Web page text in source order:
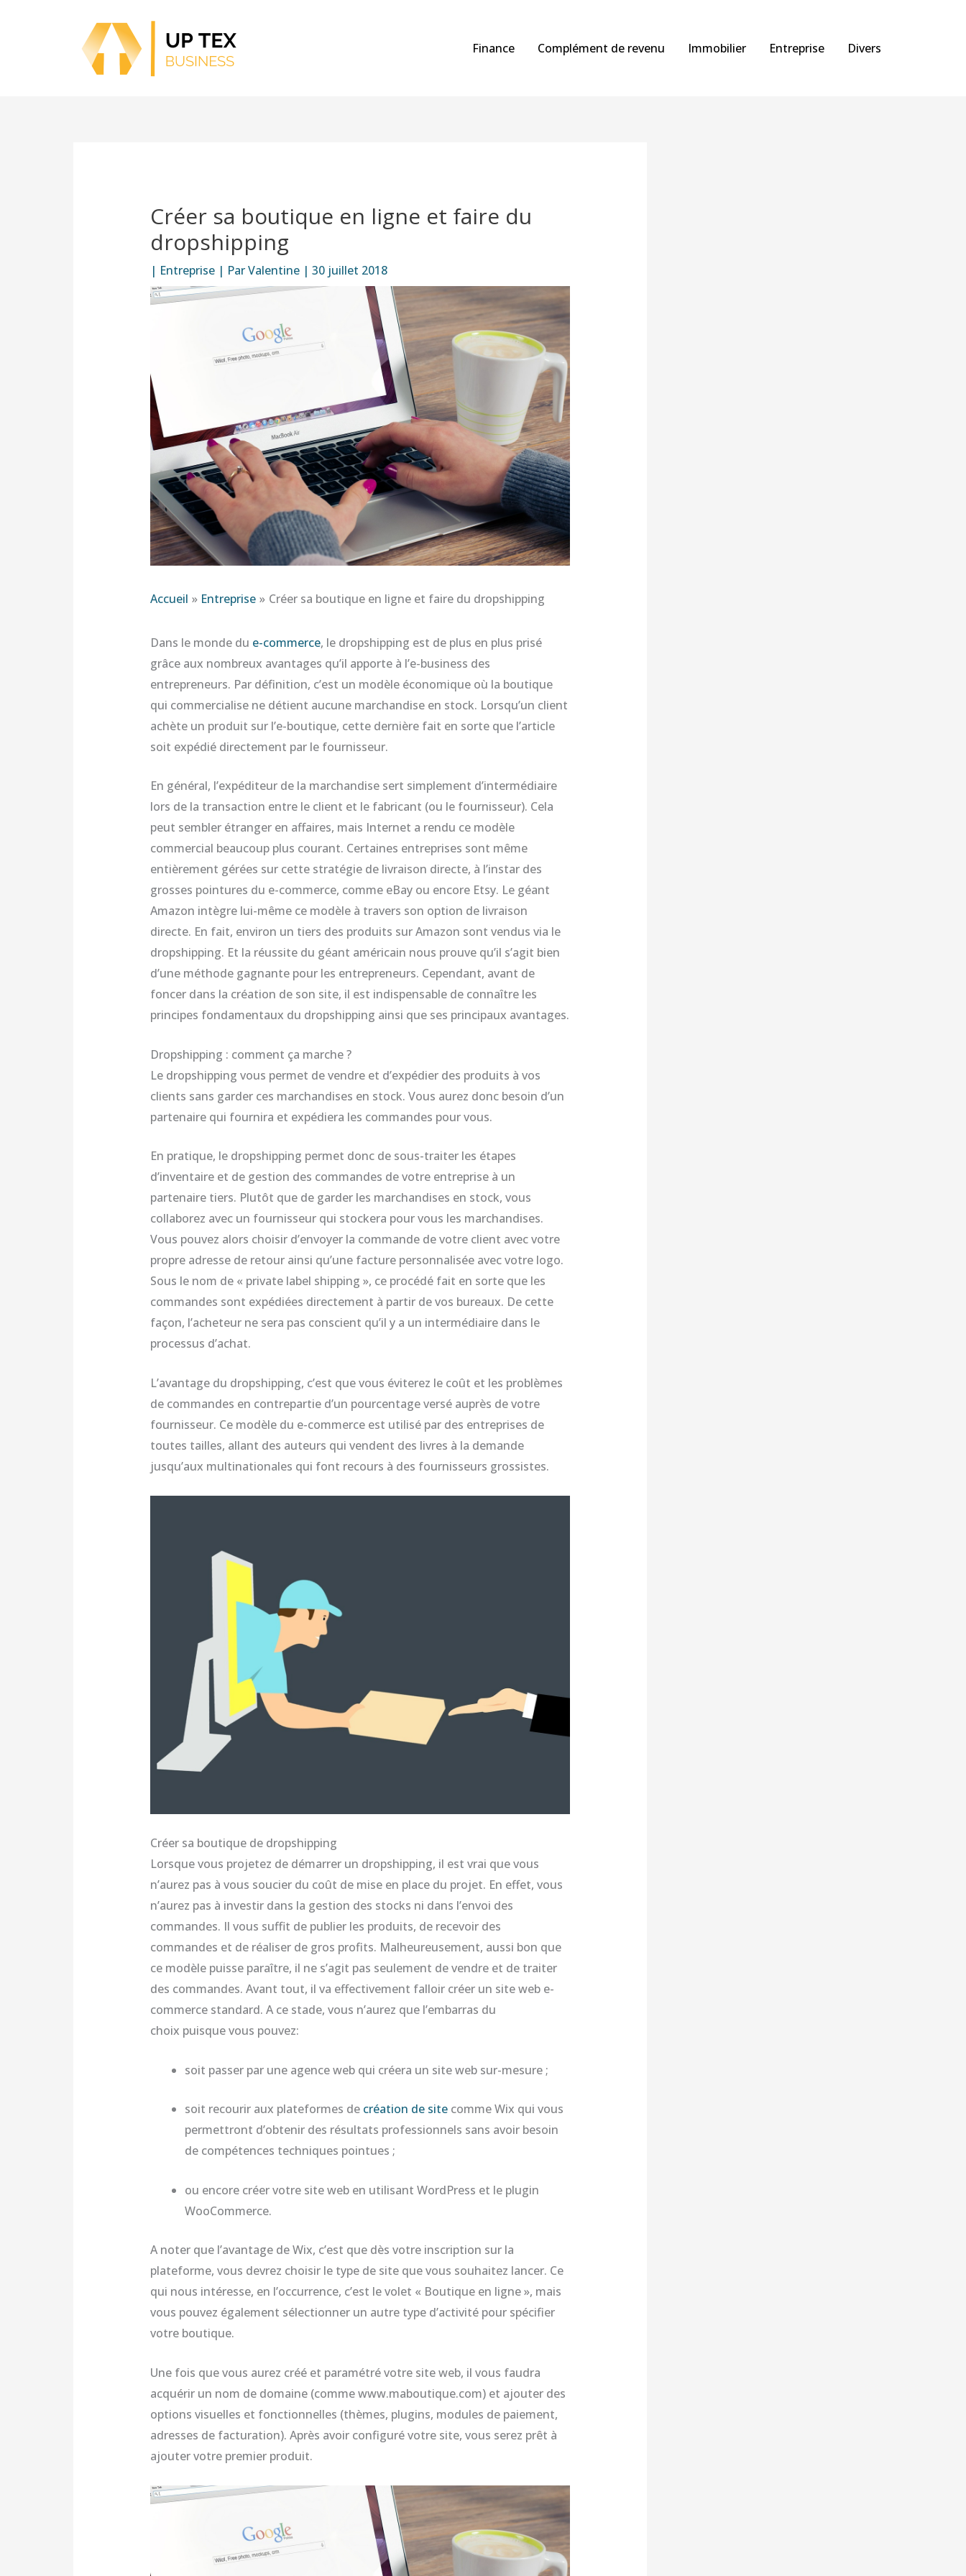
Finance Complément de revenu Immobilier Entreprise Divers
Créer sa boutique en ligne et faire du
dropshipping
| Entreprise| ParValentine | 30 juillet 2018
Accueil Entreprise Créer sa boutique en ligne et faire du dropshipping
Dans le monde du e-commerce, le dropshipping est de plus en plus prisé
grâce aux nombreux avantages qu’il apporte à l’e-business des
entrepreneurs. Par définition, c’est un modèle économique où la boutique
qui commercialise ne détient aucune marchandise en stock. Lorsqu’un client
achète un produit sur l’e-boutique, cette dernière fait en sorte que l’article
soit expédié directement par le fournisseur.
En général, l’expéditeur de la marchandise sert simplement d’intermédiaire
lors de la transaction entre le client et le fabricant (ou le fournisseur). Cela
peut sembler étranger en affaires, mais Internet a rendu ce modèle
commercial beaucoup plus courant. Certaines entreprises sont même
entièrement gérées sur cette stratégie de livraison directe, à l’instar des
grosses pointures du e-commerce, comme eBay ou encore Etsy. Le géant
Amazon intègre lui-même ce modèle à travers son option de livraison
directe. En fait, environ un tiers des produits sur Amazon sont vendus via le
dropshipping. Et la réussite du géant américain nous prouve qu’il s’agit bien
d’une méthode gagnante pour les entrepreneurs. Cependant, avant de
foncer dans la création de son site, il est indispensable de connaître les
principes fondamentaux du dropshipping ainsi que ses principaux avantages.
Dropshipping : comment ça marche ?
Le dropshipping vous permet de vendre et d’expédier des produits à vos
clients sans garder ces marchandises en stock. Vous aurez donc besoin d’un
partenaire qui fournira et expédiera les commandes pour vous.
En pratique, le dropshipping permet donc de sous-traiter les étapes
d’inventaire et de gestion des commandes de votre entreprise à un
partenaire tiers. Plutôt que de garder les marchandises en stock, vous
collaborez avec un fournisseur qui stockera pour vous les marchandises.
Vous pouvez alors choisir d’envoyer la commande de votre client avec votre
propre adresse de retour ainsi qu’une facture personnalisée avec votre logo.
Sous le nom de « private label shipping », ce procédé fait en sorte que les
commandes sont expédiées directement à partir de vos bureaux. De cette
façon, l’acheteur ne sera pas conscient qu’il y a un intermédiaire dans le
processus d’achat.
L’avantage du dropshipping, c’est que vous éviterez le coût et les problèmes
de commandes en contrepartie d’un pourcentage versé auprès de votre
fournisseur. Ce modèle du e-commerce est utilisé par des entreprises de
toutes tailles, allant des auteurs qui vendent des livres à la demande
jusqu’aux multinationales qui font recours à des fournisseurs grossistes.
Créer sa boutique de dropshipping
Lorsque vous projetez de démarrer un dropshipping, il est vrai que vous
n’aurez pas à vous soucier du coût de mise en place du projet. En effet, vous
n’aurez pas à investir dans la gestion des stocks ni dans l’envoi des
commandes. Il vous suffit de publier les produits, de recevoir des
commandes et de réaliser de gros profits. Malheureusement, aussi bon que
ce modèle puisse paraître, il ne s’agit pas seulement de vendre et de traiter
des commandes. Avant tout, il va effectivement falloir créer un site web e-
commerce standard. A ce stade, vous n’aurez que l’embarras du
choix puisque vous pouvez:
soit passer par une agence web qui créera un site web sur-mesure ;
soit recourir aux plateformes de création de sitecomme Wix qui vous
permettront d’obtenir des résultats professionnels sans avoir besoin
de compétences techniques pointues ;
ou encore créer votre site web en utilisant WordPress et le plugin
WooCommerce.
A noter que l’avantage de Wix, c’est que dès votre inscription sur la
plateforme, vous devrez choisir le type de site que vous souhaitez lancer. Ce
qui nous intéresse, en l’occurrence, c’est le volet « Boutique en ligne », mais
vous pouvez également sélectionner un autre type d’activité pour spécifier
votre boutique.
Une fois que vous aurez créé et paramétré votre site web, il vous faudra
acquérir un nom de domaine (comme www.maboutique.com) et ajouter des
options visuelles et fonctionnelles (thèmes, plugins, modules de paiement,
adresses de facturation). Après avoir configuré votre site, vous serez prêt à
ajouter votre premier produit.